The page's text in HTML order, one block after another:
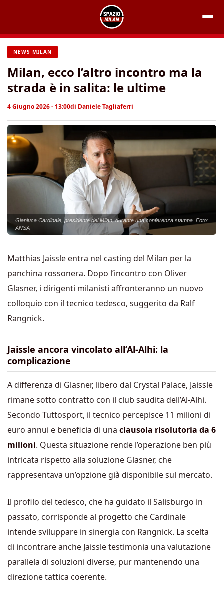
contenuto
NEWS MILAN
Milan, ecco l’altro incontro ma la
strada è in salita: le ultime
4 Giugno 2026 - 13:00di Daniele Tagliaferri
Gianluca Cardinale, presidente del Milan, durante una conferenza stampa. Foto:
ANSA
Matthias Jaissle entra nel casting del Milan per la
panchina rossonera. Dopo l’incontro con Oliver
Glasner, i dirigenti milanisti affronteranno un nuovo
colloquio con il tecnico tedesco, suggerito da Ralf
Rangnick.
Jaissle ancora vincolato all’Al-Alhi: la
complicazione
A differenza di Glasner, libero dal Crystal Palace, Jaissle
rimane sotto contratto con il club saudita dell’Al-Alhi.
Secondo Tuttosport, il tecnico percepisce 11 milioni di
euro annui e beneficia di una clausola risolutoria da 6
milioni. Questa situazione rende l’operazione ben più
intricata rispetto alla soluzione Glasner, che
rappresentava un’opzione già disponibile sul mercato.
Il profilo del tedesco, che ha guidato il Salisburgo in
passato, corrisponde al progetto che Cardinale
intende sviluppare in sinergia con Rangnick. La scelta
di incontrare anche Jaissle testimonia una valutazione
parallela di soluzioni diverse, pur mantenendo una
direzione tattica coerente.